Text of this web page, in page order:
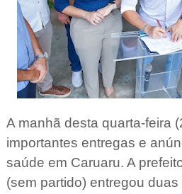
A manhã desta quarta-feira
importantes entregas e
saúde em Caruaru. A
(sem partido) entregou